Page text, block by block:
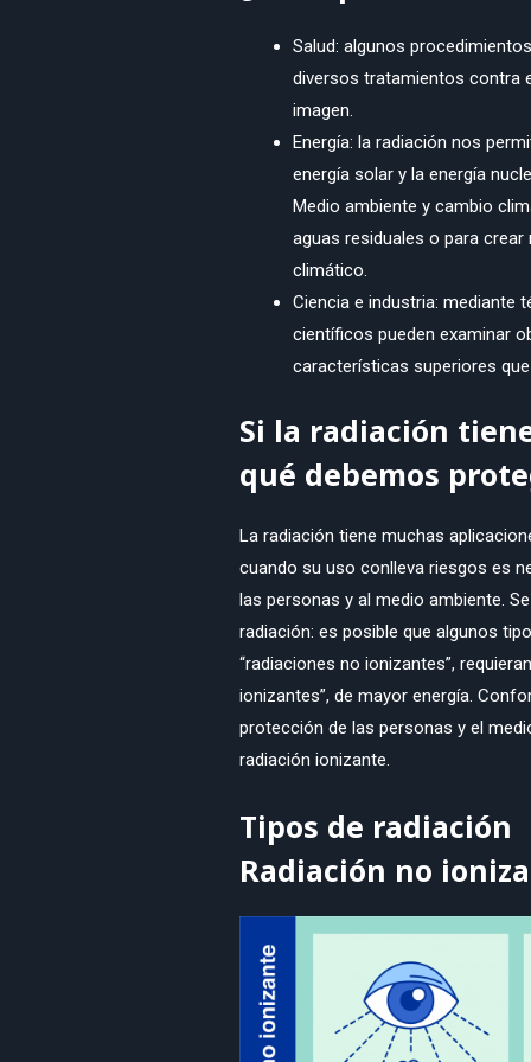
Salud: algunos
diversos tratamientos contra
imagen.
Energía: la radiación nos
energía solar y la energía
Medio ambiente y cambio
aguas residuales o para
climático.
Ciencia e industria: mediante
científicos pueden examinar
características superiores
Si la radiación
qué debemos
La radiación tiene muchas
cuando su uso conlleva riesgos es
las personas y al medio ambiente.
radiación: es posible que algunos
“radiaciones no ionizantes”,
ionizantes”, de mayor energía.
protección de las personas y el
radiación ionizante.
Tipos de radiación
Radiación no